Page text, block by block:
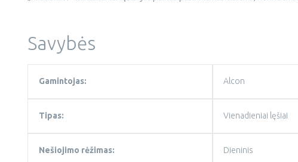
Savybės
Gamintojas: Alcon
Tipas: Vienadieniai lęšiai
Nešiojimo rėžimas: Dieninis